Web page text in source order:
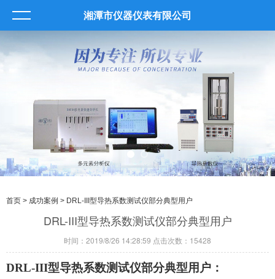
湘潭市仪器仪表有限公司
首页 > 成功案例 > DRL-III型导热系数测试仪部分典型用户
DRL-III型导热系数测试仪部分典型用户
时间：2019/8/26 14:28:59 点击次数：15428
DRL-III型导热系数测试仪部分典型用户：